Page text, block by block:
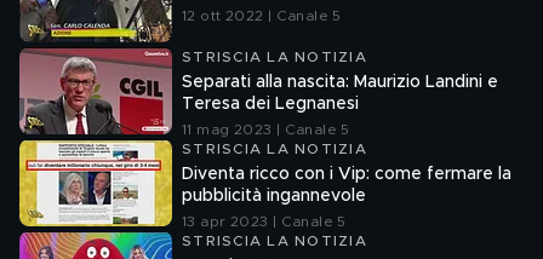
12 ott 2022 | Canale 5
STRISCIA LA NOTIZIA
Separati alla nascita: Maurizio Landini e
Teresa dei Legnanesi
11 mag 2023 | Canale 5
STRISCIA LA NOTIZIA
Diventa ricco con i Vip: come fermare la
pubblicità ingannevole
13 apr 2023 | Canale 5
STRISCIA LA NOTIZIA